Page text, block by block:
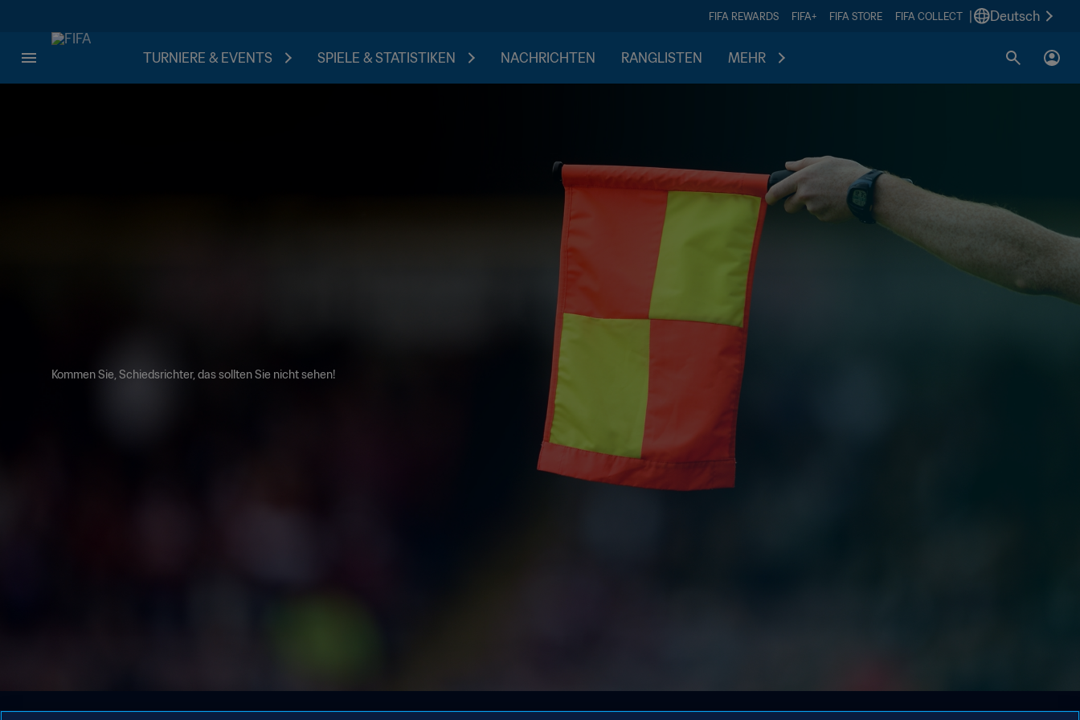
FIFA REWARDS FIFA+ FIFA STORE FIFA COLLECT Deutsch
TURNIERE & EVENTS SPIELE & STATISTIKEN NACHRICHTEN RANGLISTEN MEHR
Kommen Sie, Schiedsrichter, das sollten Sie nicht sehen!